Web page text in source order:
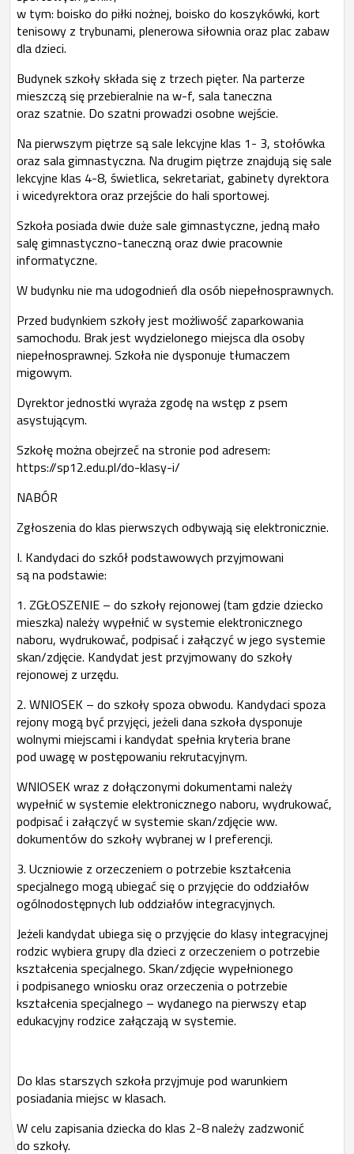
w tym: boisko do piłki nożnej, boisko do koszykówki, kort
tenisowy z trybunami, plenerowa siłownia oraz plac zabaw
dla dzieci.
Budynek szkoły składa się z trzech pięter. Na parterze
mieszczą się przebieralnie na w-f, sala taneczna
oraz szatnie. Do szatni prowadzi osobne wejście.
Na pierwszym piętrze są sale lekcyjne klas 1- 3, stołówka
oraz sala gimnastyczna. Na drugim piętrze znajdują się sale
lekcyjne klas 4-8, świetlica, sekretariat, gabinety dyrektora
i wicedyrektora oraz przejście do hali sportowej.
Szkoła posiada dwie duże sale gimnastyczne, jedną mało
salę gimnastyczno-taneczną oraz dwie pracownie
informatyczne.
W budynku nie ma udogodnień dla osób niepełnosprawnych.
Przed budynkiem szkoły jest możliwość zaparkowania
samochodu. Brak jest wydzielonego miejsca dla osoby
niepełnosprawnej. Szkoła nie dysponuje tłumaczem
migowym.
Dyrektor jednostki wyraża zgodę na wstęp z psem
asystującym.
Szkołę można obejrzeć na stronie pod adresem:
https://sp12.edu.pl/do-klasy-i/
NABÓR
Zgłoszenia do klas pierwszych odbywają się elektronicznie.
I. Kandydaci do szkół podstawowych przyjmowani
są na podstawie:
1. ZGŁOSZENIE – do szkoły rejonowej (tam gdzie dziecko
mieszka) należy wypełnić w systemie elektronicznego
naboru, wydrukować, podpisać i załączyć w jego systemie
skan/zdjęcie. Kandydat jest przyjmowany do szkoły
rejonowej z urzędu.
2. WNIOSEK – do szkoły spoza obwodu. Kandydaci spoza
rejony mogą być przyjęci, jeżeli dana szkoła dysponuje
wolnymi miejscami i kandydat spełnia kryteria brane
pod uwagę w postępowaniu rekrutacyjnym.
WNIOSEK wraz z dołączonymi dokumentami należy
wypełnić w systemie elektronicznego naboru, wydrukować,
podpisać i załączyć w systemie skan/zdjęcie ww.
dokumentów do szkoły wybranej w I preferencji.
3. Uczniowie z orzeczeniem o potrzebie kształcenia
specjalnego mogą ubiegać się o przyjęcie do oddziałów
ogólnodostępnych lub oddziałów integracyjnych.
Jeżeli kandydat ubiega się o przyjęcie do klasy integracyjnej
rodzic wybiera grupy dla dzieci z orzeczeniem o potrzebie
kształcenia specjalnego. Skan/zdjęcie wypełnionego
i podpisanego wniosku oraz orzeczenia o potrzebie
kształcenia specjalnego – wydanego na pierwszy etap
edukacyjny rodzice załączają w systemie.
Do klas starszych szkoła przyjmuje pod warunkiem
posiadania miejsc w klasach.
W celu zapisania dziecka do klas 2-8 należy zadzwonić
do szkoły.